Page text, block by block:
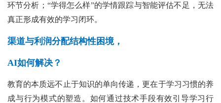
环节分析；“学得怎么样”的学情跟踪与智能评估不足，无法
真正形成有效的学习闭环。
渠道与利润分配结构性困境，
AI如何解决？
教育的本质远不止于知识的单向传递，更在于学习习惯的养
成与行为模式的塑造。如何通过技术手段有效引导学习行